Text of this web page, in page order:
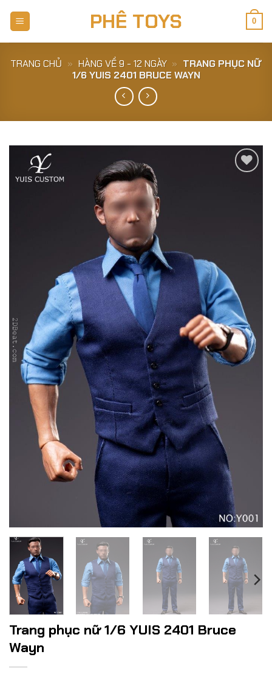
PHÊ TOYS 0
TRANG CHỦ » HÀNG VỀ 9 - 12 NGÀY » TRANG PHỤC NỮ
1/6 YUIS 2401 BRUCE WAYN
Trang phục nữ 1/6 YUIS 2401 Bruce
Wayn